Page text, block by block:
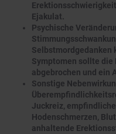
Ejakulat.
Psychische
Selbstmordgedanken
Symptomen sollte die
abgebrochen und ein
Sonstige
Juckreiz,
Hodenschmerzen,
anhaltende